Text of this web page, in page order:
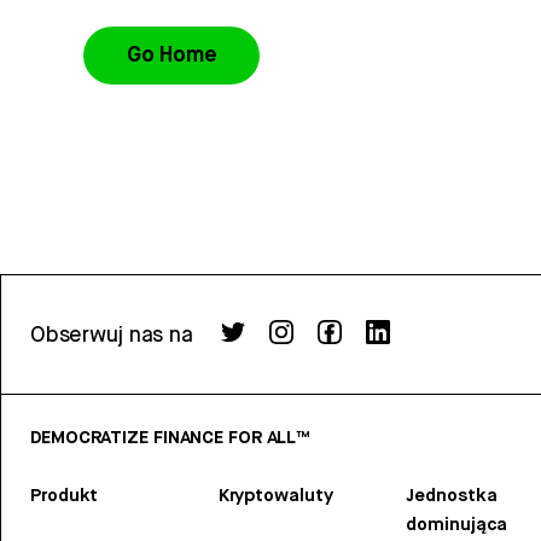
Go Home
Obserwuj nas na
DEMOCRATIZE FINANCE FOR ALL™
Produkt Kryptowaluty
Jednostka
dominująca